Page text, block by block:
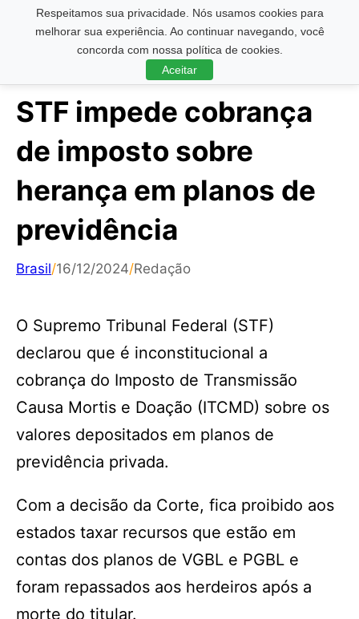
Respeitamos sua privacidade. Nós usamos cookies para
melhorar sua experiência. Ao continuar navegando, você
concorda com nossa política de cookies.
Aceitar
Pesquisar ...
STF impede cobrança
de imposto sobre
herança em planos de
previdência
Brasil/16/12/2024/Redação
O Supremo Tribunal Federal (STF)
declarou que é inconstitucional a
cobrança do Imposto de Transmissão
Causa Mortis e Doação (ITCMD) sobre os
valores depositados em planos de
previdência privada.
Com a decisão da Corte, fica proibido aos
estados taxar recursos que estão em
contas dos planos de VGBL e PGBL e
foram repassados aos herdeiros após a
morte do titular.